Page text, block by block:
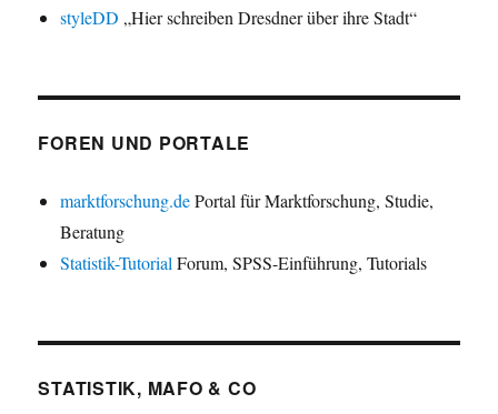
styleDD „Hier schreiben Dresdner über ihre Stadt“
FOREN UND PORTALE
marktforschung.dePortal für Marktforschung, Studie,
Beratung
Statistik-TutorialForum, SPSS-Einführung, Tutorials
STATISTIK, MAFO & CO